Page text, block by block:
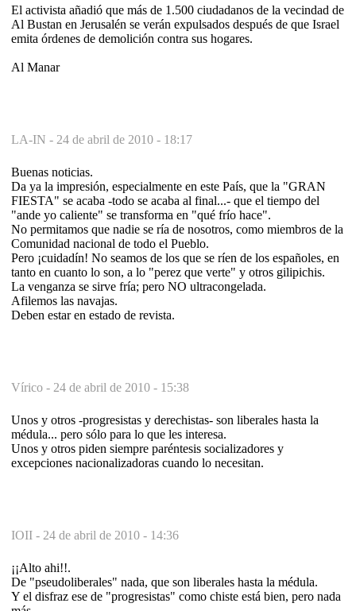
El activista añadió que más de 1.500 ciudadanos de la vecindad de
Al Bustan en Jerusalén se verán expulsados después de que Israel
emita órdenes de demolición contra sus hogares.
Al Manar
LA-IN - 24 de abril de 2010 - 18:17
Buenas noticias.
Da ya la impresión, especialmente en este País, que la "GRAN
FIESTA" se acaba -todo se acaba al final...- que el tiempo del
"ande yo caliente" se transforma en "qué frío hace".
No permitamos que nadie se ría de nosotros, como miembros de la
Comunidad nacional de todo el Pueblo.
Pero ¡cuidadín! No seamos de los que se ríen de los españoles, en
tanto en cuanto lo son, a lo "perez que verte" y otros gilipichis.
La venganza se sirve fría; pero NO ultracongelada.
Afilemos las navajas.
Deben estar en estado de revista.
Vírico - 24 de abril de 2010 - 15:38
Unos y otros -progresistas y derechistas- son liberales hasta la
médula... pero sólo para lo que les interesa.
Unos y otros piden siempre paréntesis socializadores y
excepciones nacionalizadoras cuando lo necesitan.
IOII - 24 de abril de 2010 - 14:36
¡¡Alto ahi!!.
De "pseudoliberales" nada, que son liberales hasta la médula.
Y el disfraz ese de "progresistas" como chiste está bien, pero nada